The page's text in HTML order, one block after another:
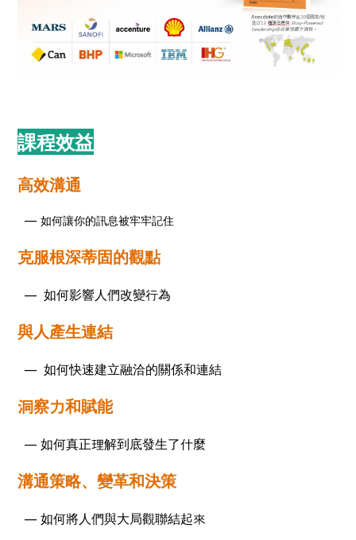
課程效益
高效溝通
—如何讓你的訊息被牢牢記住
克服根深蒂固的觀點
— 如何影響人們改變行為
與人產生連結
— 如何快速建立融洽的關係和連結
洞察力和賦能
— 如何真正理解到底發生了什麼
溝通策略、變革和決策
— 如何將人們與大局觀聯結起來